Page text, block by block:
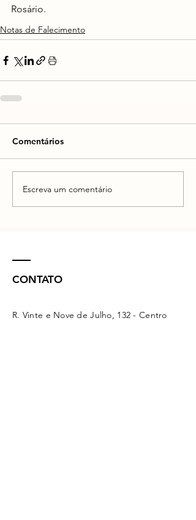
Rosário.
Notas de Falecimento
Comentários
Escreva um comentário
CONTATO
R. Vinte e Nove de Julho, 132 - Centro